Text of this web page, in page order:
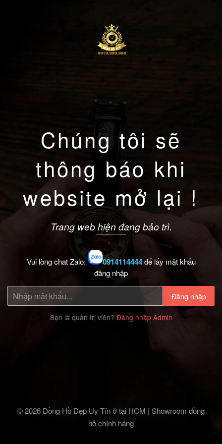
Chúng tôi sẽ
thông báo khi
website mở lại !
Trang web hiện đang bảo trì.
Vui lòng chat Zalo: 0914114444để lấy mật khẩu
đăng nhập
Đăng nhập
Bạn là quản trị viên? Đăng nhập Admin
© 2026 Đồng Hồ Đẹp Uy Tín ở tại HCM | Showroom đồng
hồ chính hãng‎